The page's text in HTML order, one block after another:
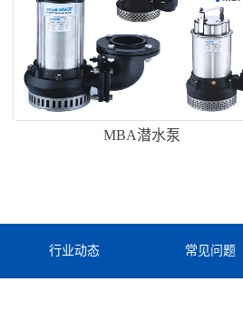
MBA潜水泵
行业动态 常见问题